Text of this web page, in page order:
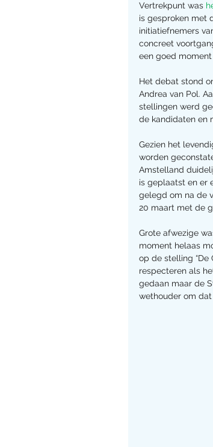
Vertrekpunt was
is gesproken met
initiatiefnemers
concreet
een goed
Het debat stond
Andrea van Pol.
stellingen werd
de kandidaten en
Gezien het
worden
Amstelland
is geplaatst en er
gelegd om na de
20 maart met de
Grote afwezige
moment helaas
op de stelling “De
respecteren als
gedaan maar de
wethouder om